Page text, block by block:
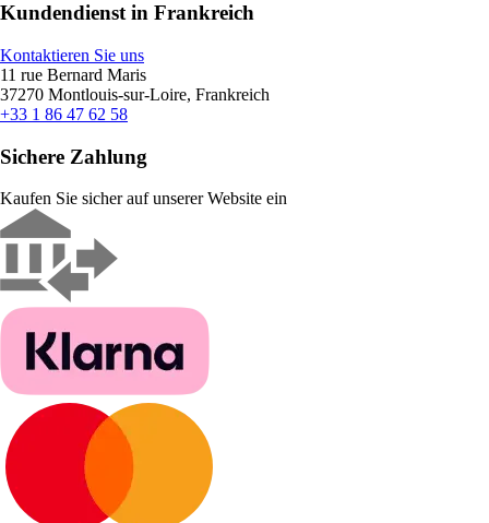
Kundendienst in Frankreich
Kontaktieren Sie uns
11 rue Bernard Maris
37270 Montlouis-sur-Loire, Frankreich
+33 1 86 47 62 58
Sichere Zahlung
Kaufen Sie sicher auf unserer Website ein